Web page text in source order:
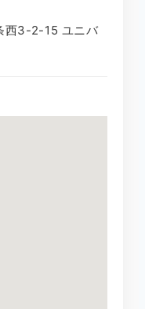
西3-2-15 ユニバ